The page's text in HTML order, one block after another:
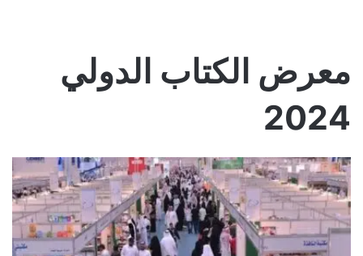
معرض الكتاب الدولي
2024